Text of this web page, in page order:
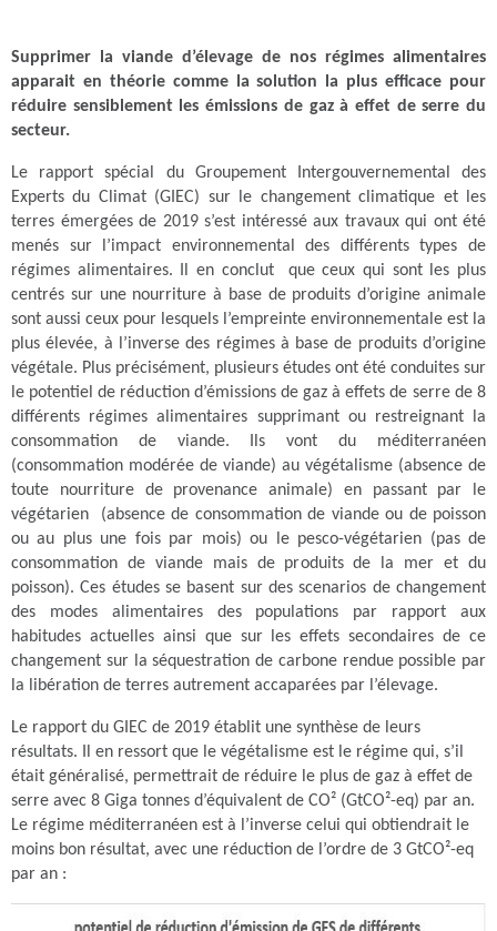
Supprimer la viande d’élevage de nos régimes alimentaires
apparait en théorie comme la solution la plus efficace pour
réduire sensiblement les émissions de gaz à effet de serre du
secteur.
Le rapport spécial du Groupement Intergouvernemental des
Experts du Climat (GIEC) sur le changement climatique et les
terres émergées de 2019 s’est intéressé aux travaux qui ont été
menés sur l’impact environnemental des différents types de
régimes alimentaires. Il en conclut que ceux qui sont les plus
centrés sur une nourriture à base de produits d’origine animale
sont aussi ceux pour lesquels l’empreinte environnementale est la
plus élevée, à l’inverse des régimes à base de produits d’origine
végétale. Plus précisément, plusieurs études ont été conduites sur
le potentiel de réduction d’émissions de gaz à effets de serre de 8
différents régimes alimentaires supprimant ou restreignant la
consommation de viande. Ils vont du méditerranéen
(consommation modérée de viande) au végétalisme (absence de
toute nourriture de provenance animale) en passant par le
végétarien (absence de consommation de viande ou de poisson
ou au plus une fois par mois) ou le pesco-végétarien (pas de
consommation de viande mais de produits de la mer et du
poisson). Ces études se basent sur des scenarios de changement
des modes alimentaires des populations par rapport aux
habitudes actuelles ainsi que sur les effets secondaires de ce
changement sur la séquestration de carbone rendue possible par
la libération de terres autrement accaparées par l’élevage.
Le rapport du GIEC de 2019 établit une synthèse de leurs
résultats. Il en ressort que le végétalisme est le régime qui, s’il
était généralisé, permettrait de réduire le plus de gaz à effet de
serre avec 8 Giga tonnes d’équivalent de CO² (GtCO²-eq) par an.
Le régime méditerranéen est à l’inverse celui qui obtiendrait le
moins bon résultat, avec une réduction de l’ordre de 3 GtCO²-eq
par an :